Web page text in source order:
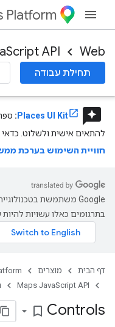
Platform
Web
API
תחילת עבודה
reviews
Places UI Kit
:
להתאים אישית ולשלוט. כדאי
חוויית השימוש בערכת
בתרגומים כאלו עשויות להיות
דף הבית מוצרים
Maps JavaScript API
Controls
bookmark_border